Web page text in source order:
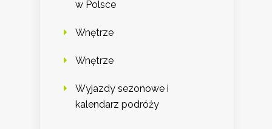
w Polsce
Wnętrze
Wnętrze
Wyjazdy sezonowe i
kalendarz podróży